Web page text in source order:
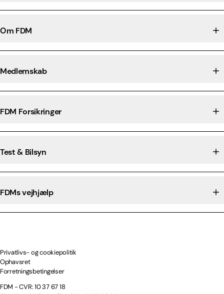
Om FDM
Medlemskab
FDM Forsikringer
Test & Bilsyn
FDMs vejhjælp
Privatlivs- og cookiepolitik
Ophavsret
Forretningsbetingelser
FDM - CVR: 10 37 67 18